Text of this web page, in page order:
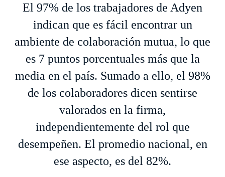
El 97% de los trabajadores de Adyen
indican que es fácil encontrar un
ambiente de colaboración mutua, lo que
es 7 puntos porcentuales más que la
media en el país. Sumado a ello, el 98%
de los colaboradores dicen sentirse
valorados en la firma,
independientemente del rol que
desempeñen. El promedio nacional, en
ese aspecto, es del 82%.